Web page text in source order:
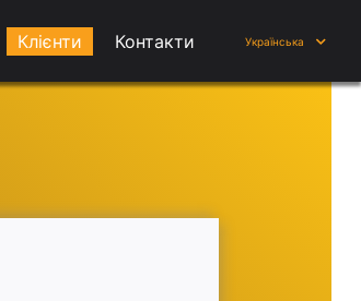
Клієнти Контакти Українська